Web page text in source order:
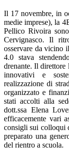
Il 17 novembre, in
medie imprese), la
Pellico Rivoira
Cervignasco. Il
osservare da vicino
4.0 stava
drenante. Il direttore
innovativi e
realizzazione di
organizzato e
stati accolti alla
dott.ssa Elena
efficacemente vari
consigli sui colloqui
preparato una
del rientro a scuola.